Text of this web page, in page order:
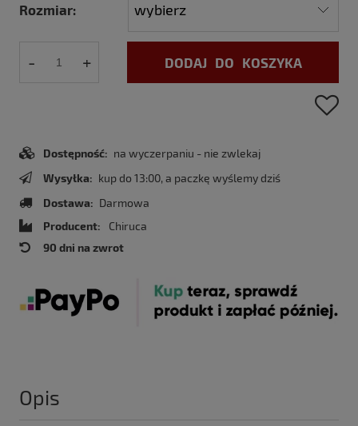
Rozmiar:
- + DODAJ DO KOSZYKA
Dostępność: na wyczerpaniu - nie zwlekaj
Wysyłka: kup do 13:00, a paczkę wyślemy dziś
Dostawa: Darmowa
Producent:
Chiruca
90 dni na zwrot
Opis